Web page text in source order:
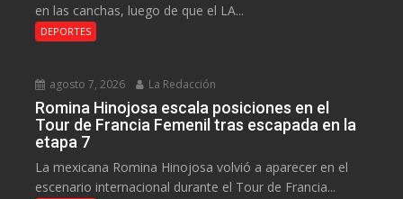
en las canchas, luego de que el LA...
DEPORTES
agosto 7, 2026 La Redacción
Romina Hinojosa escala posiciones en el
Tour de Francia Femenil tras escapada en la
etapa 7
La mexicana Romina Hinojosa volvió a aparecer en el
escenario internacional durante el Tour de Francia...